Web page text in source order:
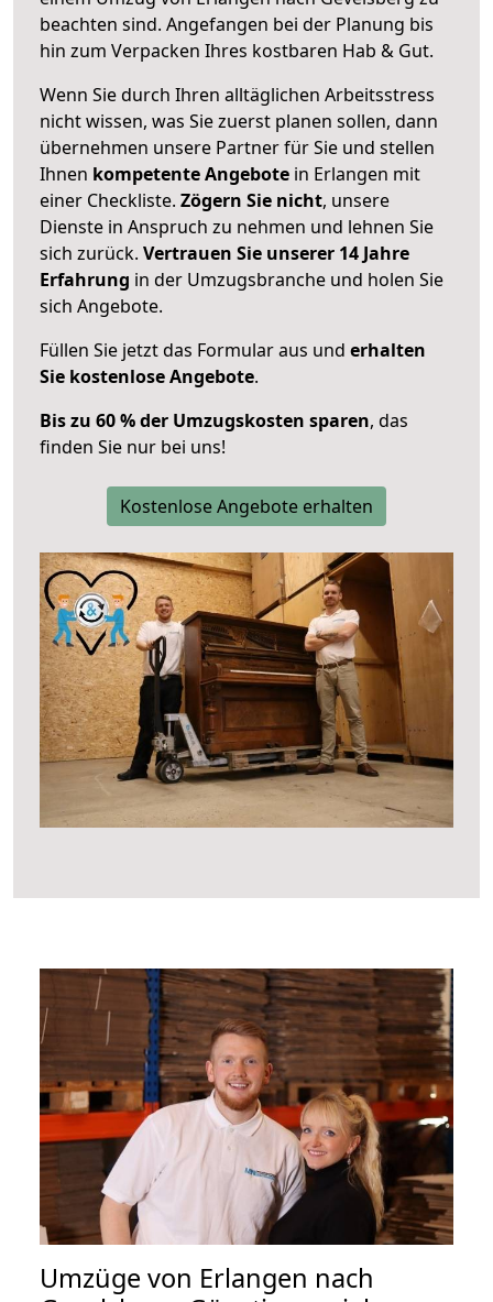
beachten sind. Angefangen bei der Planung bis
hin zum Verpacken Ihres kostbaren Hab & Gut.
Wenn Sie durch Ihren alltäglichen Arbeitsstress
nicht wissen, was Sie zuerst planen sollen, dann
übernehmen unsere Partner für Sie und stellen
Ihnen kompetente Angebote in Erlangen mit
einer Checkliste. Zögern Sie nicht, unsere
Dienste in Anspruch zu nehmen und lehnen Sie
sich zurück. Vertrauen Sie unserer 14 Jahre
Erfahrung in der Umzugsbranche und holen Sie
sich Angebote.
Füllen Sie jetzt das Formular aus und erhalten
Sie kostenlose Angebote.
Bis zu 60 % der Umzugskosten sparen, das
finden Sie nur bei uns!
Kostenlose Angebote erhalten
Umzüge von Erlangen nach